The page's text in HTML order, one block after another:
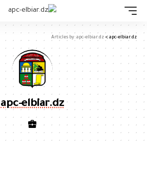
apc-elbiar.dz
>
Articles by: apc-elbiar.dz
apc-elbiar.dz